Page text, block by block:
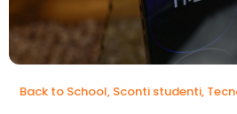
Back to School, Sconti studenti,